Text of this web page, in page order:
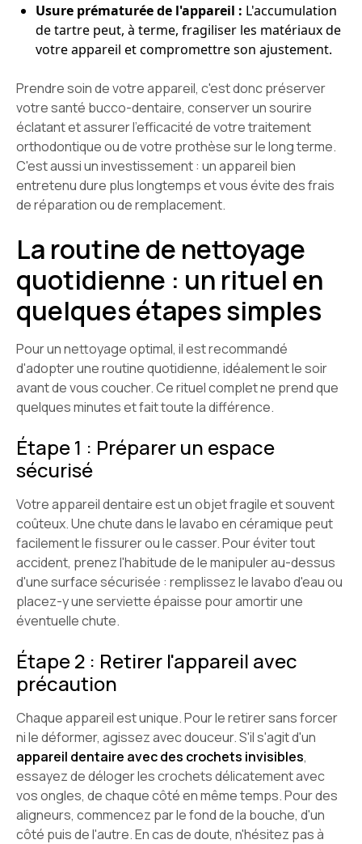
Usure prématurée de l'appareil : L'accumulation
de tartre peut, à terme, fragiliser les matériaux de
votre appareil et compromettre son ajustement.
Prendre soin de votre appareil, c'est donc préserver
votre santé bucco-dentaire, conserver un sourire
éclatant et assurer l'efficacité de votre traitement
orthodontique ou de votre prothèse sur le long terme.
C'est aussi un investissement : un appareil bien
entretenu dure plus longtemps et vous évite des frais
de réparation ou de remplacement.
La routine de nettoyage
quotidienne : un rituel en
quelques étapes simples
Pour un nettoyage optimal, il est recommandé
d'adopter une routine quotidienne, idéalement le soir
avant de vous coucher. Ce rituel complet ne prend que
quelques minutes et fait toute la différence.
Étape 1 : Préparer un espace
sécurisé
Votre appareil dentaire est un objet fragile et souvent
coûteux. Une chute dans le lavabo en céramique peut
facilement le fissurer ou le casser. Pour éviter tout
accident, prenez l'habitude de le manipuler au-dessus
d'une surface sécurisée : remplissez le lavabo d'eau ou
placez-y une serviette épaisse pour amortir une
éventuelle chute.
Étape 2 : Retirer l'appareil avec
précaution
Chaque appareil est unique. Pour le retirer sans forcer
ni le déformer, agissez avec douceur. S'il s'agit d'un
appareil dentaire avec des crochets invisibles,
essayez de déloger les crochets délicatement avec
vos ongles, de chaque côté en même temps. Pour des
aligneurs, commencez par le fond de la bouche, d'un
côté puis de l'autre. En cas de doute, n'hésitez pas à